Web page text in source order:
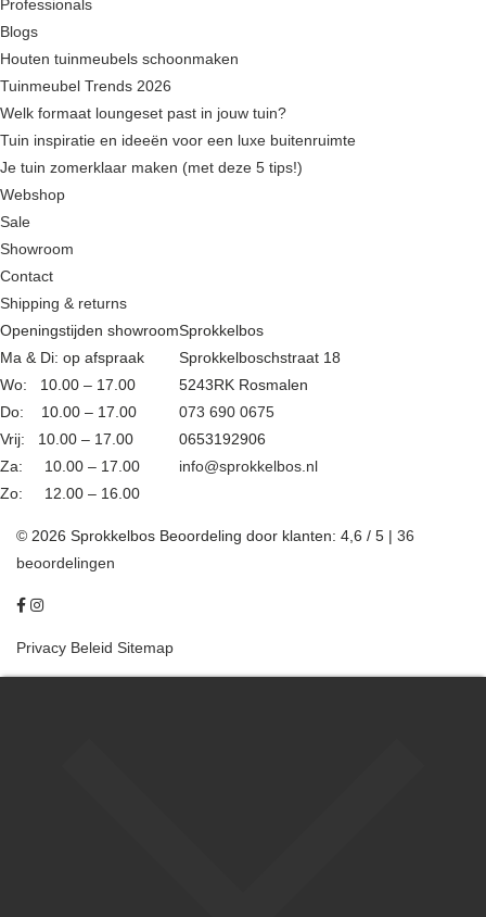
Professionals
Blogs
Houten tuinmeubels schoonmaken
Tuinmeubel Trends 2026
Welk formaat loungeset past in jouw tuin?
Tuin inspiratie en ideeën voor een luxe buitenruimte
Je tuin zomerklaar maken (met deze 5 tips!)
Webshop
Sale
Showroom
Contact
Shipping & returns
Openingstijden showroom
Ma & Di: op afspraak
Wo: 10.00 – 17.00
Do: 10.00 – 17.00
Vrij: 10.00 – 17.00
Za: 10.00 – 17.00
Zo: 12.00 – 16.00
Sprokkelbos
Sprokkelboschstraat 18
5243RK Rosmalen
073 690 0675
0653192906
info@sprokkelbos.nl
© 2026 Sprokkelbos Beoordeling door klanten: 4,6 / 5 | 36
beoordelingen
Privacy Beleid Sitemap